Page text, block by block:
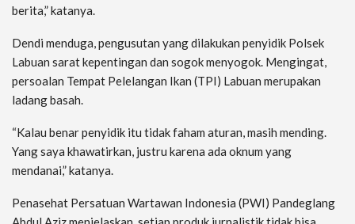
berita,” katanya.
Dendi menduga, pengusutan yang dilakukan penyidik Polsek
Labuan sarat kepentingan dan sogok menyogok. Mengingat,
persoalan Tempat Pelelangan Ikan (TPI) Labuan merupakan
ladang basah.
“Kalau benar penyidik itu tidak faham aturan, masih mending.
Yang saya khawatirkan, justru karena ada oknum yang
mendanai,” katanya.
Penasehat Persatuan Wartawan Indonesia (PWI) Pandeglang